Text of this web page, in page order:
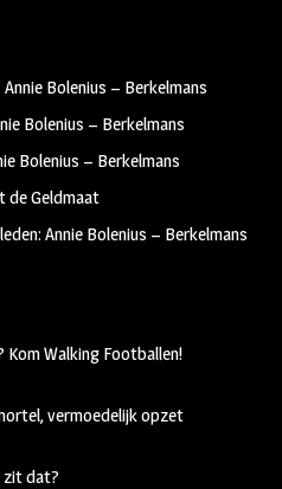
Annie Bolenius – Berkelmans
Bolenius – Berkelmans
Bolenius – Berkelmans
de Geldmaat
Annie Bolenius – Berkelmans
Walking Footballen!
vermoedelijk opzet
zit dat?